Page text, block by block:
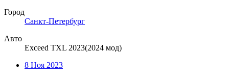
Город
Санкт-Петербург
Авто
Exceed TXL 2023(2024 мод)
8 Ноя 2023